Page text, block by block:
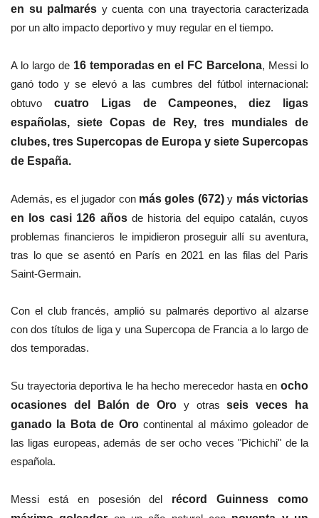
en su palmarés y cuenta con una trayectoria caracterizada
por un alto impacto deportivo y muy regular en el tiempo.
A lo largo de 16 temporadas en el FC Barcelona, Messi lo
ganó todo y se elevó a las cumbres del fútbol internacional:
obtuvo cuatro Ligas de Campeones, diez ligas
españolas, siete Copas de Rey, tres mundiales de
clubes, tres Supercopas de Europa y siete Supercopas
de España.
Además, es el jugador con más goles (672)y más victorias
en los casi 126 añosde historia del equipo catalán, cuyos
problemas financieros le impidieron proseguir allí su aventura,
tras lo que se asentó en París en 2021 en las filas del Paris
Saint-Germain.
Con el club francés, amplió su palmarés deportivo al alzarse
con dos títulos de liga y una Supercopa de Francia a lo largo de
dos temporadas.
Su trayectoria deportiva le ha hecho merecedor hasta en ocho
ocasiones del Balón de Oro y otras seis veces ha
ganado la Bota de Orocontinental al máximo goleador de
las ligas europeas, además de ser ocho veces "Pichichi" de la
española.
Messi está en posesión del récord Guinness como